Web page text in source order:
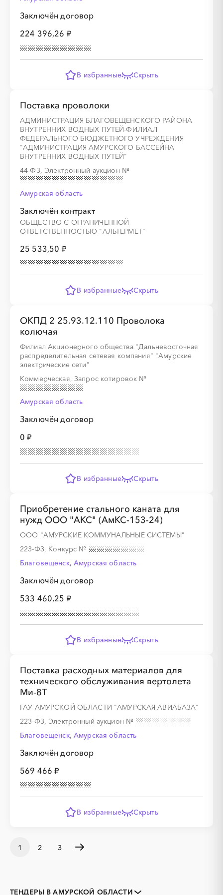
Заключён договор
224 396,26 ₽
В избранные Скрыть
Поставка проволоки
АДМИНИСТРАЦИЯ БЛАГОВЕЩЕНСКОГО РАЙОНА
ВНУТРЕННИХ ВОДНЫХ ПУТЕЙ-ФИЛИАЛ
ФЕДЕРАЛЬНОГО БЮДЖЕТНОГО УЧРЕЖДЕНИЯ
"АДМИНИСТРАЦИЯ АМУРСКОГО БАССЕЙНА
ВНУТРЕННИХ ВОДНЫХ ПУТЕЙ"
44-ФЗ, Электронный аукцион №
Амурская область
Заключён контракт
ОБЩЕСТВО С ОГРАНИЧЕННОЙ
ОТВЕТСТВЕННОСТЬЮ "АЛЬТЕРМЕТ"
25 533,50 ₽
В избранные Скрыть
ОКПД 2 25.93.12.110 Проволока
колючая
Филиал Акционерного общества "Дальневосточная
распределительная сетевая компания" "Амурские
электрические сети"
Коммерческая, Запрос котировок №
Амурская область
Заключён договор
0 ₽
В избранные Скрыть
Приобретение стального каната для
нужд ООО "АКС" (АмКС-153-24)
ООО "АМУРСКИЕ КОММУНАЛЬНЫЕ СИСТЕМЫ"
223-ФЗ, Конкурс №
Благовещенск, Амурская область
Заключён договор
533 460,25 ₽
В избранные Скрыть
Поставка расходных материалов для
технического обслуживания вертолета
Ми-8Т
ГАУ АМУРСКОЙ ОБЛАСТИ "АМУРСКАЯ АВИАБАЗА"
223-ФЗ, Электронный аукцион №
Благовещенск, Амурская область
Заключён договор
569 466 ₽
В избранные Скрыть
1 2 3
ТЕНДЕРЫ В АМУРСКОЙ ОБЛАСТИ